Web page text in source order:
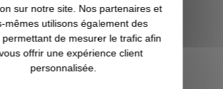
franchises les plus populaires et
rentables de toute l'histoire du
Tout commence avec le premier
en réalité l'épisode 4 d'une
qui devient culte dès sa...
sur notre site. Nos partenaires et
mêmes utilisons également des
permettant de mesurer le trafic afin
offrir une expérience client
personnalisée.